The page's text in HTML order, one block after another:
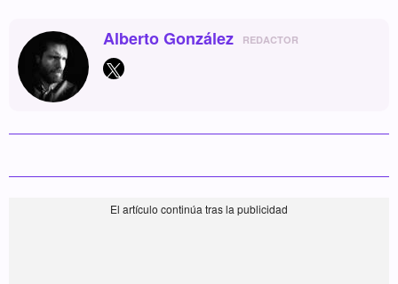
Alberto González REDACTOR